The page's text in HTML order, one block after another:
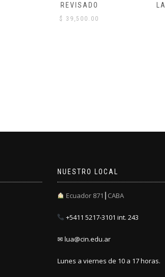
REVISADO
$ 39,500.00
NUESTRO LOCAL
Ecuador 871┃CABA
+5411 5217-3101 int. 243
✉ lua@cin.edu.ar
Lunes a viernes de 10 a 17 horas.